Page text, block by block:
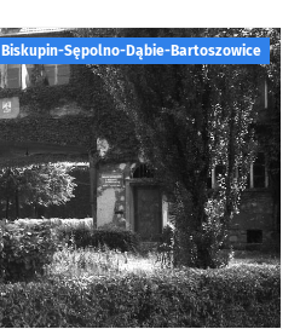
Biskupin-Sępolno-Dąbie-Bartoszowice